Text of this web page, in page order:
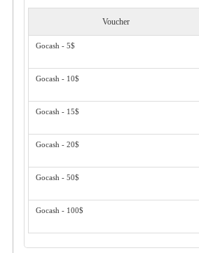
Voucher
Gocash - 5$
Gocash - 10$
Gocash - 15$
Gocash - 20$
Gocash - 50$
Gocash - 100$